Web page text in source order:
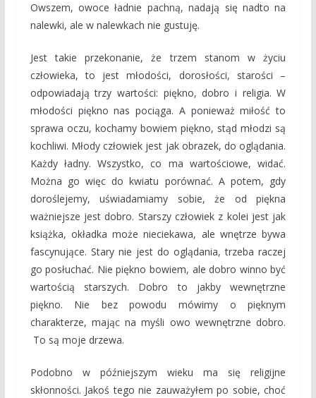
Owszem, owoce ładnie pachną, nadają się nadto na
nalewki, ale w nalewkach nie gustuję.
Jest takie przekonanie, że trzem stanom w życiu
człowieka, to jest młodości, dorosłości, starości –
odpowiadają trzy wartości: piękno, dobro i religia. W
młodości piękno nas pociąga. A ponieważ miłość to
sprawa oczu, kochamy bowiem piękno, stąd młodzi są
kochliwi. Młody człowiek jest jak obrazek, do oglądania.
Każdy ładny. Wszystko, co ma wartościowe, widać.
Można go więc do kwiatu porównać. A potem, gdy
doroślejemy, uświadamiamy sobie, że od piękna
ważniejsze jest dobro. Starszy człowiek z kolei jest jak
książka, okładka może nieciekawa, ale wnętrze bywa
fascynujące. Stary nie jest do oglądania, trzeba raczej
go posłuchać. Nie piękno bowiem, ale dobro winno być
wartością starszych. Dobro to jakby wewnętrzne
piękno. Nie bez powodu mówimy o pięknym
charakterze, mając na myśli owo wewnętrzne dobro.
To są moje drzewa.
Podobno w późniejszym wieku ma się religijne
skłonności. Jakoś tego nie zauważyłem po sobie, choć